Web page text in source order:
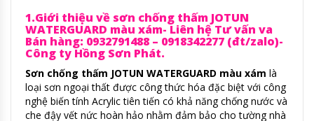
1.Giới thiệu về sơn chống thấm JOTUN
WATERGUARD màu xám- Liên hệ Tư vấn va
Bán hàng: 0932791488 – 0918342277 (đt/zalo)-
Công ty Hồng Sơn Phát.
Sơn chống thấm JOTUN WATERGUARD màu xám là
loại sơn ngoại thất được công thức hóa đặc biệt với công
nghệ biến tính Acrylic tiên tiến có khả năng chống nước và
che đậy vết nức hoàn hảo nhằm đảm bảo cho tường nhà